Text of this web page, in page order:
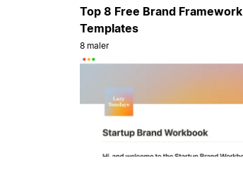
Top 8 Free Brand Framework
Templates
8 maler